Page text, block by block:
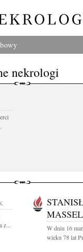
nekrologi
z...
MASSEL
W dniu 16
wieku 78 lat